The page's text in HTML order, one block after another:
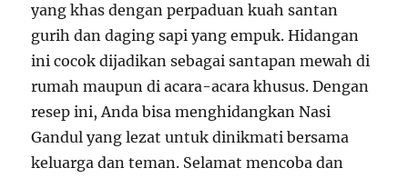
yang khas dengan perpaduan kuah santan
gurih dan daging sapi yang empuk. Hidangan
ini cocok dijadikan sebagai santapan mewah di
rumah maupun di acara-acara khusus. Dengan
resep ini, Anda bisa menghidangkan Nasi
Gandul yang lezat untuk dinikmati bersama
keluarga dan teman. Selamat mencoba dan